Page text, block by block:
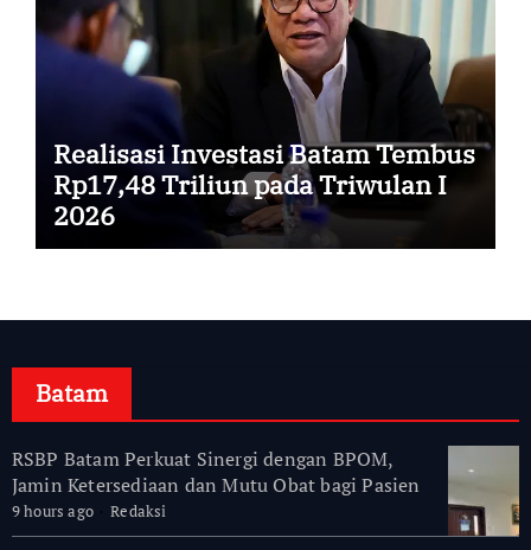
Realisasi Investasi Batam Tembus
Rp17,48 Triliun pada Triwulan I
2026
Batam
RSBP Batam Perkuat Sinergi dengan BPOM,
Jamin Ketersediaan dan Mutu Obat bagi Pasien
9 hours ago Redaksi